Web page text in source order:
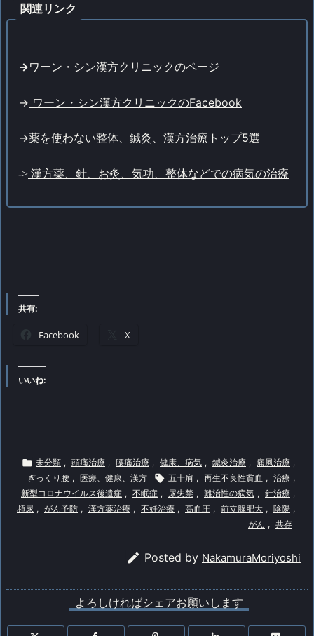
関連リンク
->ワーン・シン漢方クリニックのページ
-> ワーン・シン漢方クリニックのFacebook
->薬を使わない整体、鍼灸、漢方治療トップ5選
-> 漢方薬、針、お灸、気功、整体などでの病気の治療
共有:
Facebook X
いいね:
 未分類 , 頭痛治療 , 腰痛治療 , 健康、病気 , 鍼灸治療 , 痛風治療 ,
ぎっくり腰 , 医療、健康、漢方  五十肩 , 再生不良性貧血 , 治療 ,
新型コロナウイルス後遺症 , 不眠症 , 尿失禁 , 難治性の病気 , 針治療 ,
頻尿 , がん予防 , 漢方薬治療 , 不妊治療 , 高血圧 , 前立腺肥大 , 陰陽 ,
がん , 共存
 Posted by NakamuraMoriyoshi
よろしければシェアお願いします